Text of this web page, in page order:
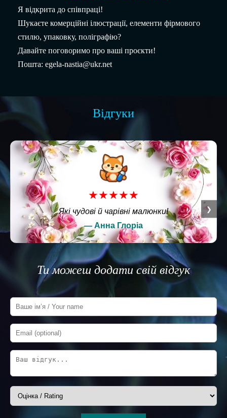
Я відкрита до співпраці!
Шукаєте комерційні ілюстрації, елементи фірмового
стилю, упаковку, поліграфію?
Давайте поговоримо про ваші проєкти!
Пошта: egela-nastia@ukr.net
Відгуки
★★★★★
Чудові ілюстрації ✨
— Даша Гріценко
Ти можеш додати свій відгук
❯